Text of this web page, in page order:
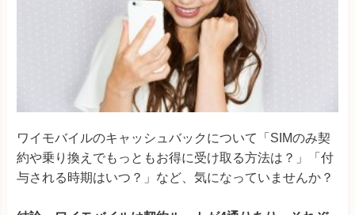
ワイモバイルのキャッシュバックについて「SIMのみ契
約や乗り換えでもっともお得に受け取る方法は？」「付
与される時期はいつ？」など、気になっていませんか？